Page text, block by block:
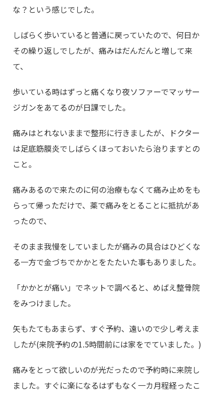
な？という感じでした。
しばらく歩いていると普通に戻っていたので、何日か
その繰り返しでしたが、痛みはだんだんと増して来
て、
歩いている時はずっと痛くなり夜ソファーでマッサー
ジガンをあてるのが日課でした。
痛みはとれないままで整形に行きましたが、ドクター
は足底筋膜炎でしばらくほっておいたら治りますとの
こと。
痛みあるので来たのに何の治療もなくて痛み止めをも
らって帰っただけで、薬で痛みをとることに抵抗があ
ったので、
そのまま我慢をしていましたが痛みの具合はひどくな
る一方で金づちでかかとをたたいた事もありました。
「かかとが痛い」でネットで調べると、めばえ整骨院
をみつけました。
矢もたてもあまらず、すぐ予約、遠いので少し考えま
したが(来院予約の1.5時間前には家をでていました。)
痛みをとって欲しいのが光だったので予約時に来院し
ました。すぐに楽になるはずもなく一カ月程経ったこ